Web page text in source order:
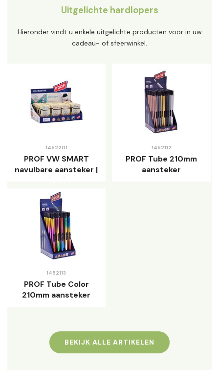
Uitgelichte hardlopers
Hieronder vindt u enkele uitgelichte producten voor in uw
cadeau- of sfeerwinkel.
1452201
PROF VW SMART
navulbare aansteker |
turbovlam
1452112
PROF Tube 210mm
aansteker
1452113
PROF Tube Color
210mm aansteker
BEKIJK ALLE ARTIKELEN